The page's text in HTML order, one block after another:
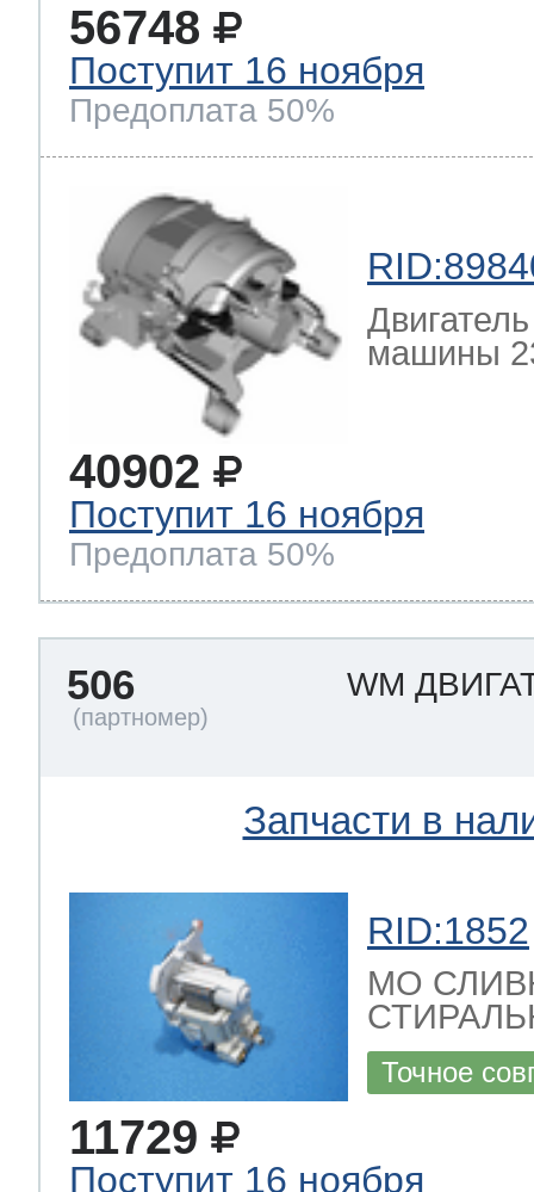
56748
Поступит 16 ноября
Предоплата 50%
машины
40902
Поступит 16 ноября
Предоплата 50%
506 WM
Запчасти в
RID:1852
МО
Точное
11729
Поступит 16 ноября